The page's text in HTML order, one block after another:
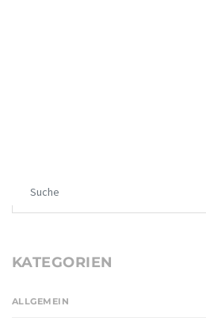
KATEGORIEN
ALLGEMEIN